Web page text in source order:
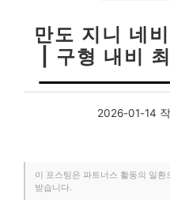
만도 지니 네
| 구형 내비
2026-01-14
이 포스팅은 파트너스 활동의 일
받습니다.